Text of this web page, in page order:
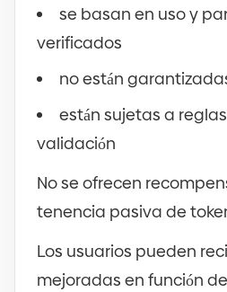
se basan en uso y
verificados
no están
están sujetas a
validación
No se ofrecen
tenencia pasiva de
Los usuarios pueden
mejoradas en función